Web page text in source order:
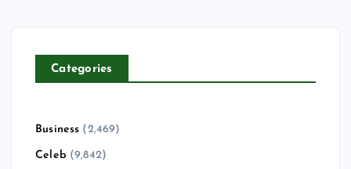
Categories
Business (2,469)
Celeb (9,842)